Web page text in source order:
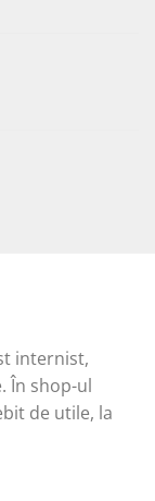
internist,
În shop-ul
de utile, la